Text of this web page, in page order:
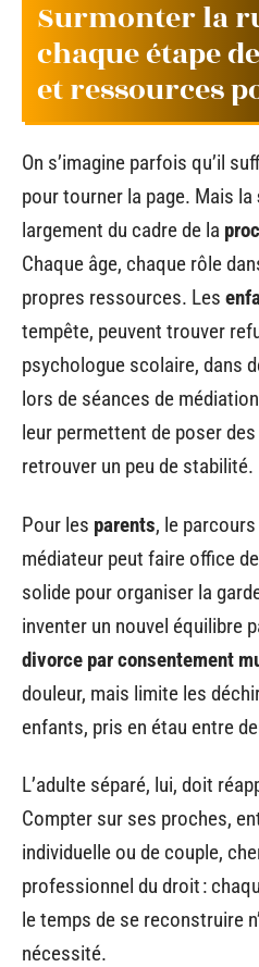
Surmonter la
chaque étape
et ressources
On s’imagine parfois qu’il
pour tourner la page. Mais la
largement du cadre de la
Chaque âge, chaque rôle
propres ressources. Les
tempête, peuvent trouver
psychologue scolaire, dans
lors de séances de
leur permettent de poser
retrouver un peu de stabilité.
Pour les parents, le
médiateur peut faire office
solide pour organiser la
inventer un nouvel équilibre
divorce par consentement
douleur, mais limite les
enfants, pris en étau entre
L’adulte séparé, lui, doit
Compter sur ses proches,
individuelle ou de couple,
professionnel du droit :
le temps de se reconstruire
nécessité.